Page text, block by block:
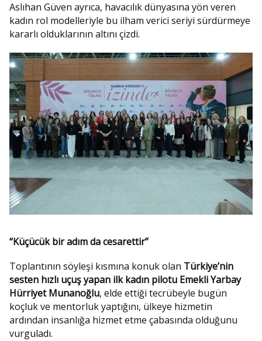
Aslıhan Güven ayrıca, havacılık dünyasına yön veren
kadın rol modelleriyle bu ilham verici seriyi sürdürmeye
kararlı olduklarının altını çizdi.
“Küçücük bir adım da cesarettir”
Toplantının söyleşi kısmına konuk olan Türkiye’nin
sesten hızlı uçuş yapan ilk kadın pilotu Emekli Yarbay
Hürriyet Munanoğlu, elde ettiği tecrübeyle bugün
koçluk ve mentorluk yaptığını, ülkeye hizmetin
ardından insanlığa hizmet etme çabasında olduğunu
vurguladı.